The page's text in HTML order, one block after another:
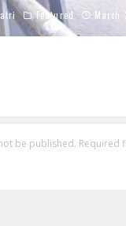
Featured March
be published. Required